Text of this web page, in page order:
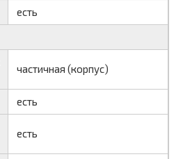
есть
частичная (корпус)
есть
есть